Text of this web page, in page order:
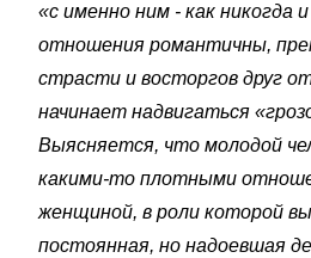
«с именно ним - как никогда
отношения романтичны,
страсти и восторгов друг
начинает надвигаться
Выясняется, что молодой
какими-то плотными
женщиной, в роли которой
постоянная, но надоевшая